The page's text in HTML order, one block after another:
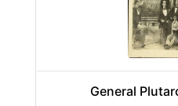
General